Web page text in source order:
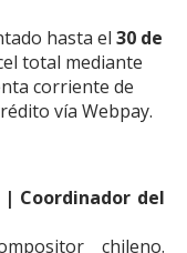
hasta el 30 de
total mediante
corriente de
vía Webpay.
| Coordinador del
chileno.